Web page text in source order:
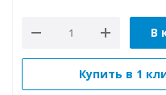
В
Купить в 1